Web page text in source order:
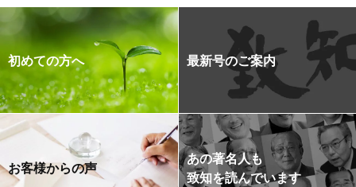
初めての方へ 最新号のご案内
お客様からの声
あの著名人も
致知を読んでいます